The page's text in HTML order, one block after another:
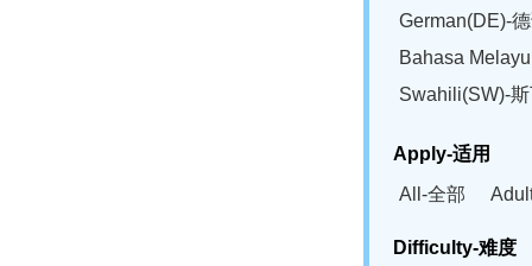
German(DE)-
Bahasa
Swahili(SW)-
Apply-适用
All-全部
Difficulty-难度